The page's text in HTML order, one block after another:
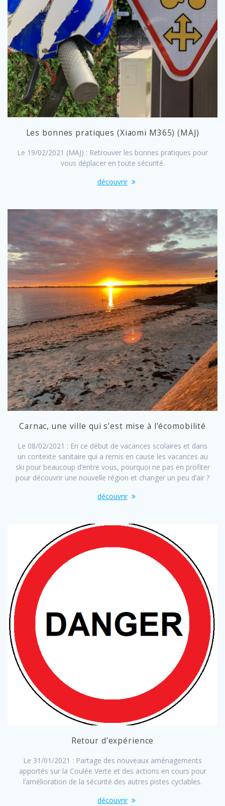
Les bonnes pratiques (Xiaomi M365) (MAJ)
Le 19/02/2021 (MAJ) : Retrouver les bonnes pratiques pour
vous déplacer en toute sécurité.
découvrir
Carnac, une ville qui s’est mise à l’écomobilité
Le 08/02/2021 : En ce début de vacances scolaires et dans
un contexte sanitaire qui a remis en cause les vacances au
ski pour beaucoup d’entre vous, pourquoi ne pas en profiter
pour découvrir une nouvelle région et changer un peu d’air ?
découvrir
Retour d’expérience
Le 31/01/2021 : Partage des nouveaux aménagements
apportés sur la Coulée Verte et des actions en cours pour
l’amélioration de la sécurité des autres pistes cyclables.
découvrir